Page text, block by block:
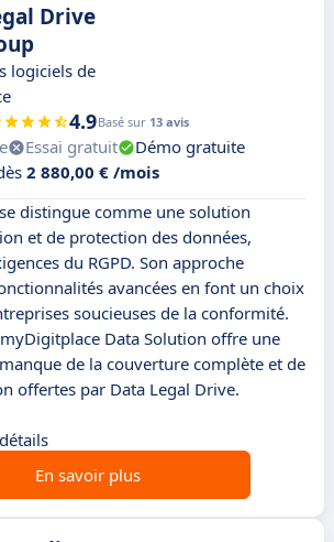
Drive
logiciels de
4.9Basé sur 13 avis
Essai gratuit
Démo gratuite
2 880,00 € /mois
distingue comme une solution
et de protection des données,
du RGPD. Son approche
avancées en font un choix
soucieuses de la conformité.
Data Solution offre une
de la couverture complète et de
offertes par Data Legal Drive.
En savoir plus